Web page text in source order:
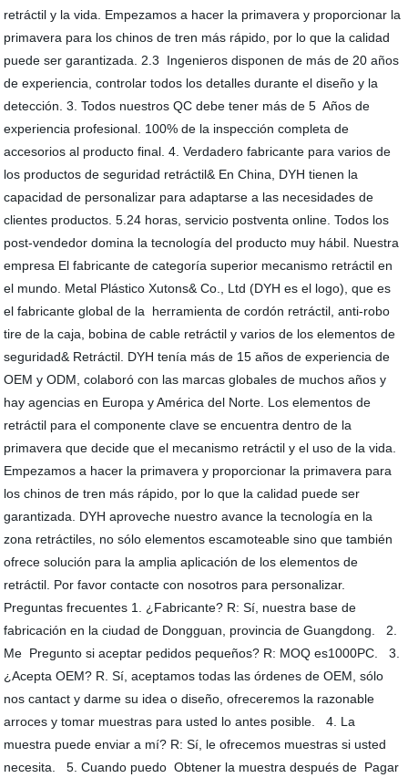
retráctil y la vida. Empezamos a hacer la primavera y proporcionar la
primavera para los chinos de tren más rápido, por lo que la calidad
puede ser garantizada. 2.3 Ingenieros disponen de más de 20 años
de experiencia, controlar todos los detalles durante el diseño y la
detección. 3. Todos nuestros QC debe tener más de 5 Años de
experiencia profesional. 100% de la inspección completa de
accesorios al producto final. 4. Verdadero fabricante para varios de
los productos de seguridad retráctil& En China, DYH tienen la
capacidad de personalizar para adaptarse a las necesidades de
clientes productos. 5.24 horas, servicio postventa online. Todos los
post-vendedor domina la tecnología del producto muy hábil. Nuestra
empresa El fabricante de categoría superior mecanismo retráctil en
el mundo. Metal Plástico Xutons& Co., Ltd (DYH es el logo), que es
el fabricante global de la herramienta de cordón retráctil, anti-robo
tire de la caja, bobina de cable retráctil y varios de los elementos de
seguridad& Retráctil. DYH tenía más de 15 años de experiencia de
OEM y ODM, colaboró con las marcas globales de muchos años y
hay agencias en Europa y América del Norte. Los elementos de
retráctil para el componente clave se encuentra dentro de la
primavera que decide que el mecanismo retráctil y el uso de la vida.
Empezamos a hacer la primavera y proporcionar la primavera para
los chinos de tren más rápido, por lo que la calidad puede ser
garantizada. DYH aproveche nuestro avance la tecnología en la
zona retráctiles, no sólo elementos escamoteable sino que también
ofrece solución para la amplia aplicación de los elementos de
retráctil. Por favor contacte con nosotros para personalizar.
Preguntas frecuentes 1. ¿Fabricante? R: Sí, nuestra base de
fabricación en la ciudad de Dongguan, provincia de Guangdong. 2.
Me Pregunto si aceptar pedidos pequeños? R: MOQ es1000PC. 3.
¿Acepta OEM? R. Sí, aceptamos todas las órdenes de OEM, sólo
nos cantact y darme su idea o diseño, ofreceremos la razonable
arroces y tomar muestras para usted lo antes posible. 4. La
muestra puede enviar a mí? R: Sí, le ofrecemos muestras si usted
necesita. 5. Cuando puedo Obtener la muestra después de Pagar